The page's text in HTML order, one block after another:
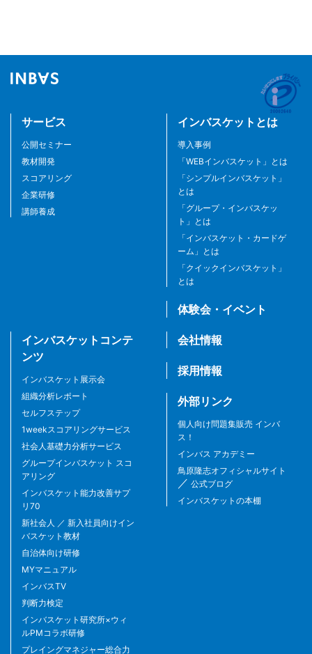
サービス
公開セミナー
教材開発
スコアリング
企業研修
講師養成
インバスケットとは
導入事例
「WEBインバスケット」とは
「シンプルインバスケット」
とは
「グループ・インバスケッ
ト」とは
「インバスケット・カードゲ
ーム」とは
「クイックインバスケット」
とは
体験会・イベント
インバスケットコンテ
ンツ
インバスケット展示会
組織分析レポート
セルフステップ
1weekスコアリングサービス
社会人基礎力分析サービス
グループインバスケット スコ
アリング
インバスケット能力改善サプ
リ70
新社会人 ／ 新入社員向けイン
バスケット教材
自治体向け研修
MYマニュアル
インバスTV
判断力検定
インバスケット研究所×ウィ
ルPMコラボ研修
プレイングマネジャー総合力
会社情報
採用情報
外部リンク
個人向け問題集販売 インバ
ス！
インバス アカデミー
鳥原隆志オフィシャルサイト
／ 公式ブログ
インバスケットの本棚